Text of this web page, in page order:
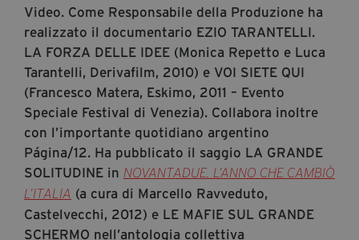
Fondazione Trame
Chi Siamo
Civico Trame
#Trameascuola
Visioni Civiche
Mostra 3D - Visioni Civiche
Il Diritto di Essere
Archivio Storico
Video. Come Responsabile della Produzione ha
realizzato il documentario EZIO TARANTELLI.
LA FORZA DELLE IDEE (Monica Repetto e Luca
Tarantelli, Derivafilm, 2010) e VOI SIETE QUI
(Francesco Matera, Eskimo, 2011 – Evento
Speciale Festival di Venezia). Collabora inoltre
con l’importante quotidiano argentino
Página/12. Ha pubblicato il saggio LA GRANDE
SOLITUDINE in NOVANTADUE. L’ANNO CHE CAMBIÒ
L’ITALIA (a cura di Marcello Ravveduto,
Castelvecchi, 2012) e LE MAFIE SUL GRANDE
SCHERMO nell’antologia collettiva